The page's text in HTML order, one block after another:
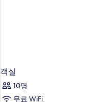
객실
10명
무료 WiFi